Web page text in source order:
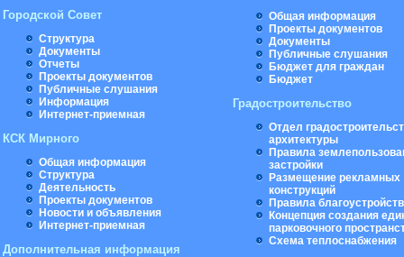
Городской Совет
Структура
Документы
Отчеты
Проекты документов
Публичные слушания
Информация
Интернет-приемная
КСК Мирного
Общая информация
Структура
Деятельность
Проекты документов
Новости и объявления
Интернет-приемная
Дополнительная информация
Общая информация
Проекты документов
Документы
Публичные слушания
Бюджет для граждан
Бюджет
Градостроительство
Отдел
архитектуры
Правила
застройки
Размещение рекламных
конструкций
Правила
Концепция создания
парковочного
Схема теплоснабжения